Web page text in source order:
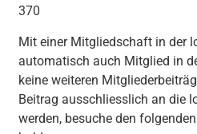
370
Mit einer Mitgliedschaft in der
automatisch auch Mitglied in
keine weiteren
Beitrag ausschliesslich an die
werden, besuche den